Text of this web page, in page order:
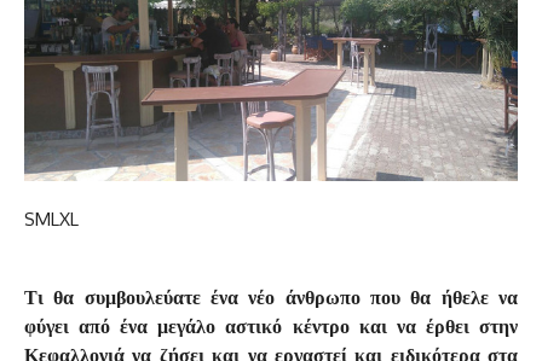
SMLXL
Τι θα συμβουλεύατε ένα νέο άνθρωπο που θα ήθελε να
φύγει από ένα μεγάλο αστικό κέντρο και να έρθει στην
Κεφαλλονιά να ζήσει και να εργαστεί και ειδικότερα στα